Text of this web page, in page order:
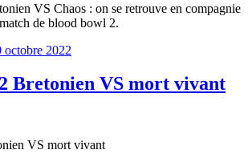
VS Chaos : on se retrouve en compagnie
de blood bowl 2.
octobre 2022
Bretonien VS mort vivant
VS mort vivant